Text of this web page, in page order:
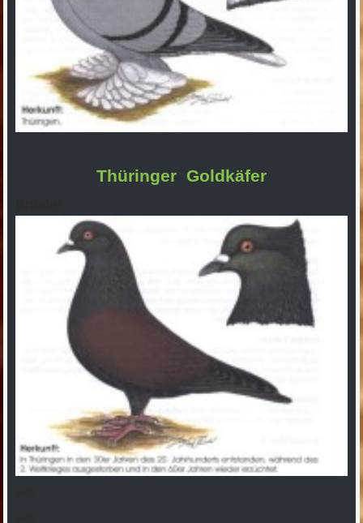
Thüringer Goldkäfer